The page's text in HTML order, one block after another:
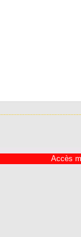
Accès